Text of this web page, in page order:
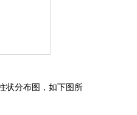
状分布图，如下图所